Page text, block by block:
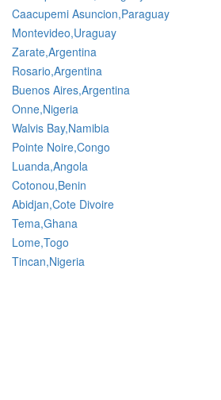
Caacupemi Asuncion,Paraguay
Montevideo,Uraguay
Zarate,Argentina
Rosario,Argentina
Buenos Aires,Argentina
Onne,Nigeria
Walvis Bay,Namibia
Pointe Noire,Congo
Luanda,Angola
Cotonou,Benin
Abidjan,Cote Divoire
Tema,Ghana
Lome,Togo
Tincan,Nigeria